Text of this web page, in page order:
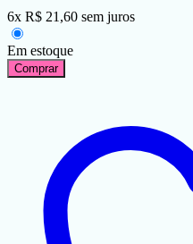
6x R$ 21,60 sem juros
Em estoque
Comprar